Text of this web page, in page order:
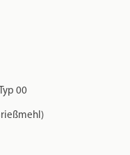
00